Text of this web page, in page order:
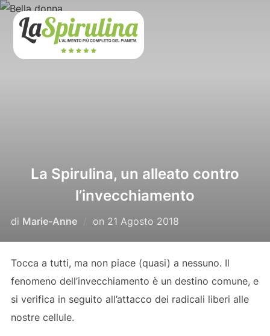
Salta
contenuto
La Spirulina, un alleato contro
l’invecchiamento
di Marie-Anne on Pubblicato
21 Agosto 2018
Tocca a tutti, ma non piace (quasi) a nessuno. Il
fenomeno dell’invecchiamento è un destino comune, e
si verifica in seguito all’attacco dei radicali liberi alle
nostre cellule.